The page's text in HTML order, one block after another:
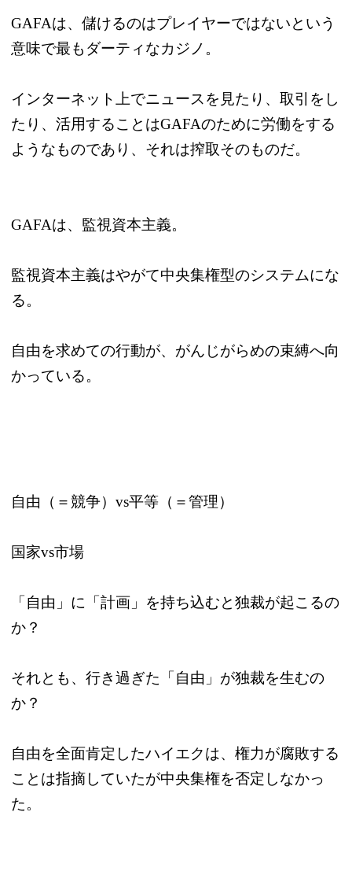
GAFAは、儲けるのはプレイヤーではないという
意味で最もダーティなカジノ。
インターネット上でニュースを見たり、取引をし
たり、活用することはGAFAのために労働をする
ようなものであり、それは搾取そのものだ。
GAFAは、監視資本主義。
監視資本主義はやがて中央集権型のシステムにな
る。
自由を求めての行動が、がんじがらめの束縛へ向
かっている。
自由（＝競争）vs平等（＝管理）
国家vs市場
「自由」に「計画」を持ち込むと独裁が起こるの
か？
それとも、行き過ぎた「自由」が独裁を生むの
か？
自由を全面肯定したハイエクは、権力が腐敗する
ことは指摘していたが中央集権を否定しなかっ
た。